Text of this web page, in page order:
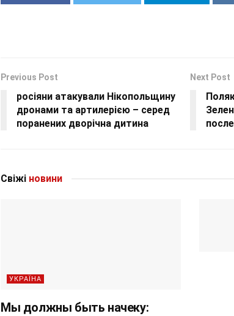
Previous Post
росіяни атакували Нікопольщину
дронами та артилерією – серед
поранених дворічна дитина
Next Post
Свіжі новини
УКРАЇНА
Мы должны быть начеку: